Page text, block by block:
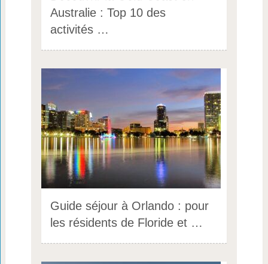
Australie : Top 10 des
activités …
Guide séjour à Orlando : pour
les résidents de Floride et …